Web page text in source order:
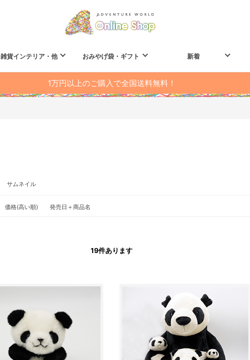
雑貨インテリア・他 おみやげ袋・ギフト 新着
1万円以上のご購入で全国送料無料！
サムネイル
価格(高い順) 発売日＋商品名
19件あります